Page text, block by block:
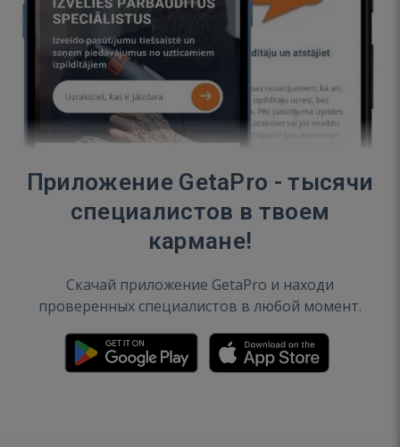
Приложение GetaPro - тысячи
специалистов в твоем
кармане!
Скачай приложение GetaPro и находи
проверенных специалистов в любой момент.